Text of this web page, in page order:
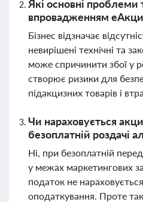
Які основні проблеми
впровадженням
Бізнес відзначає
невирішені технічні та
може спричинити збої у
створює ризики для
підакцизних товарів і
Чи нараховується
безоплатній роздачі
Ні, при безоплатній
у межах маркетингових
податок не
оподаткування. Проте